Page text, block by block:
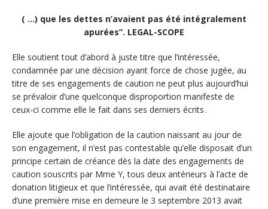
( …) que les dettes n’avaient pas été intégralement
apurées”. LEGAL-SCOPE
Elle soutient tout d’abord à juste titre que l’intéressée,
condamnée par une décision ayant force de chose jugée, au
titre de ses engagements de caution ne peut plus aujourd’hui
se prévaloir d’une quelconque disproportion manifeste de
ceux-ci comme elle le fait dans ses derniers écrits .
Elle ajoute que l’obligation de la caution naissant au jour de
son engagement, il n’est pas contestable qu’elle disposait d’un
principe certain de créance dès la date des engagements de
caution souscrits par Mme Y, tous deux antérieurs à l’acte de
donation litigieux et que l’intéressée, qui avait été destinataire
d’une première mise en demeure le 3 septembre 2013 avait